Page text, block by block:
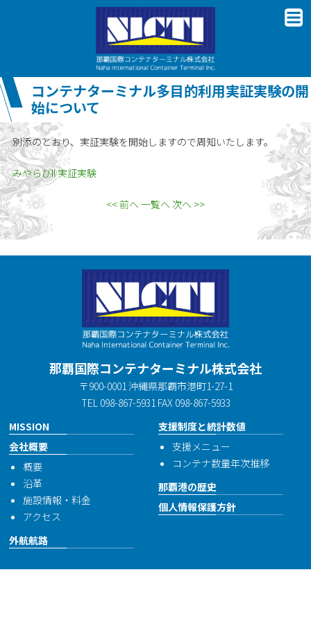
コンテナターミナル多目的利用実証実験の開
始について
別添のとおり、実証実験を開始しますので周知いたします。
みやらびII 実証実験
<< 前へ 一覧へ 次へ >>
那覇国際コンテナターミナル株式会社
〒900-0001 沖縄県那覇市港町1-27-1
TEL 098-867-5931 FAX 098-867-5933
MISSION
会社概要
概要
沿革
施設情報・料金
アクセス
外航航路
支援制度と統計数値
支援メニュー
コンテナ数量年次推移
那覇港の歴史
個人情報保護方針